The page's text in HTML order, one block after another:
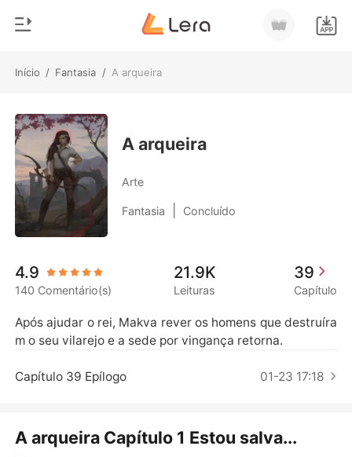
Início / Fantasia / A arqueira
Loja
Histórico
Sair
Baixar App
Gênero
Moderno
Lobisomem
Contos
Bilionários
A arqueira
Arte
Fantasia Concluído
4.9
140 Comentário(s)
21.9K
Leituras
39
Capítulo
Após ajudar o rei, Makva rever os homens que destruíra
m o seu vilarejo e a sede por vingança retorna.
Capítulo 39 Epílogo 01-23 17:18
A arqueira Capítulo 1 Estou salva...